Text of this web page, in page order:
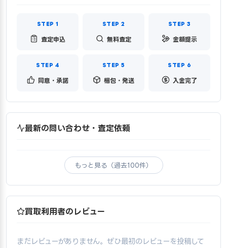
査定申込 無料査定 金額提示
同意・承諾 梱包・発送 入金完了
最新の問い合わせ・査定依頼
もっと見る（過去100件）
買取利用者のレビュー
まだレビューがありません。ぜひ最初のレビューを投稿して